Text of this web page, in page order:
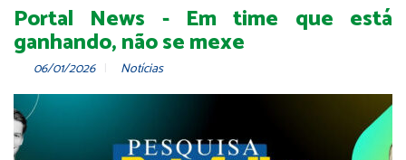
Portal News - Em time que está
ganhando, não se mexe
06/01/2026 Notícias